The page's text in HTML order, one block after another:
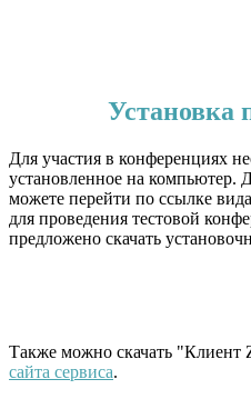
Установка
Для участия в конференциях
установленное на компьютер.
можете перейти по ссылке вида
для проведения тестовой
предложено скачать
Также можно скачать "Клиент
сайта сервиса.